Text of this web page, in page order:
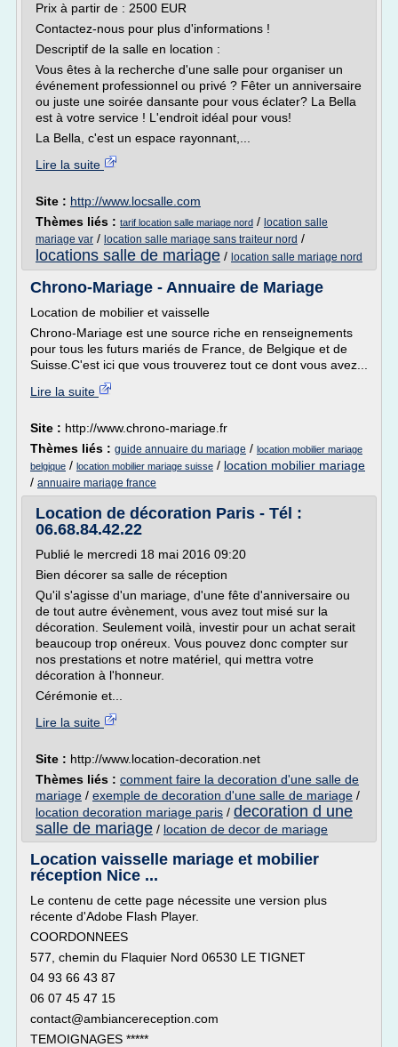
Prix à partir de : 2500 EUR
Contactez-nous pour plus d'informations !
Descriptif de la salle en location :
Vous êtes à la recherche d'une salle pour organiser un
événement professionnel ou privé ? Fêter un anniversaire
ou juste une soirée dansante pour vous éclater? La Bella
est à votre service ! L'endroit idéal pour vous!
La Bella, c'est un espace rayonnant,...
Lire la suite
Site : http://www.locsalle.com
Thèmes liés : tarif location salle mariage nord / location salle
mariage var / location salle mariage sans traiteur nord /
locations salle de mariage / location salle mariage nord
Chrono-Mariage - Annuaire de Mariage
Location de mobilier et vaisselle
Chrono-Mariage est une source riche en renseignements
pour tous les futurs mariés de France, de Belgique et de
Suisse.C'est ici que vous trouverez tout ce dont vous avez...
Lire la suite
Site : http://www.chrono-mariage.fr
Thèmes liés : guide annuaire du mariage / location mobilier mariage
belgique / location mobilier mariage suisse / location mobilier mariage
/ annuaire mariage france
Location de décoration Paris - Tél :
06.68.84.42.22
Publié le mercredi 18 mai 2016 09:20
Bien décorer sa salle de réception
Qu'il s'agisse d'un mariage, d'une fête d'anniversaire ou
de tout autre évènement, vous avez tout misé sur la
décoration. Seulement voilà, investir pour un achat serait
beaucoup trop onéreux. Vous pouvez donc compter sur
nos prestations et notre matériel, qui mettra votre
décoration à l'honneur.
Cérémonie et...
Lire la suite
Site : http://www.location-decoration.net
Thèmes liés : comment faire la decoration d'une salle de
mariage / exemple de decoration d'une salle de mariage /
location decoration mariage paris / decoration d une
salle de mariage / location de decor de mariage
Location vaisselle mariage et mobilier
réception Nice ...
Le contenu de cette page nécessite une version plus
récente d'Adobe Flash Player.
COORDONNEES
577, chemin du Flaquier Nord 06530 LE TIGNET
04 93 66 43 87
06 07 45 47 15
contact@ambiancereception.com
TEMOIGNAGES *****